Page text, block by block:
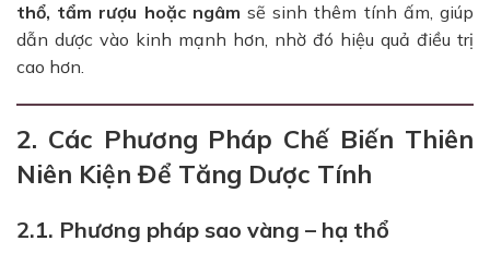
thổ, tẩm rượu hoặc ngâm sẽ sinh thêm tính ấm, giúp
dẫn dược vào kinh mạnh hơn, nhờ đó hiệu quả điều trị
cao hơn.
2. Các Phương Pháp Chế Biến Thiên
Niên Kiện Để Tăng Dược Tính
2.1. Phương pháp sao vàng – hạ thổ